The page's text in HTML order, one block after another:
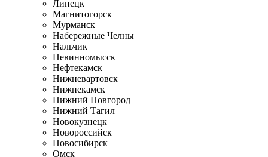
Липецк
Магнитогорск
Мурманск
Набережные Челны
Нальчик
Невинномысск
Нефтекамск
Нижневартовск
Нижнекамск
Нижний Новгород
Нижний Тагил
Новокузнецк
Новороссийск
Новосибирск
Омск